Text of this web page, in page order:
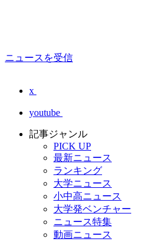
ニュースを受信
x
youtube
記事ジャンル
PICK UP
最新ニュース
ランキング
大学ニュース
小中高ニュース
大学発ベンチャー
ニュース特集
動画ニュース